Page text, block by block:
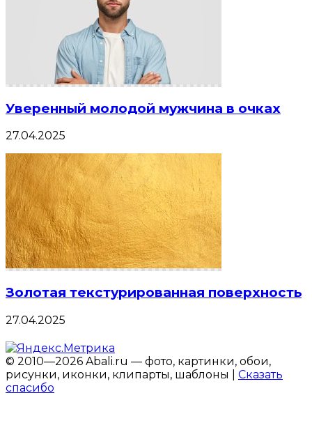
Уверенный молодой мужчина в очках
27.04.2025
Золотая текстурированная поверхность
27.04.2025
© 2010—2026 Abali.ru — фото, картинки, обои,
рисунки, иконки, клипарты, шаблоны | Сказать
спасибо